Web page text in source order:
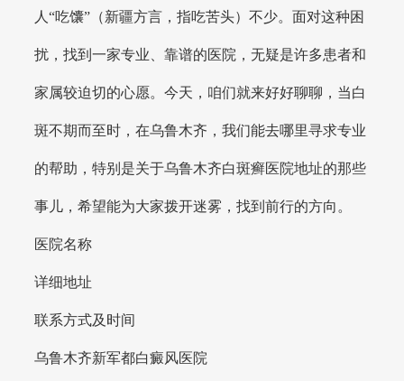
人“吃馕”（新疆方言，指吃苦头）不少。面对这种困
扰，找到一家专业、靠谱的医院，无疑是许多患者和
家属较迫切的心愿。今天，咱们就来好好聊聊，当白
斑不期而至时，在乌鲁木齐，我们能去哪里寻求专业
的帮助，特别是关于乌鲁木齐白斑癣医院地址的那些
事儿，希望能为大家拨开迷雾，找到前行的方向。
医院名称
详细地址
联系方式及时间
乌鲁木齐新军都白癜风医院